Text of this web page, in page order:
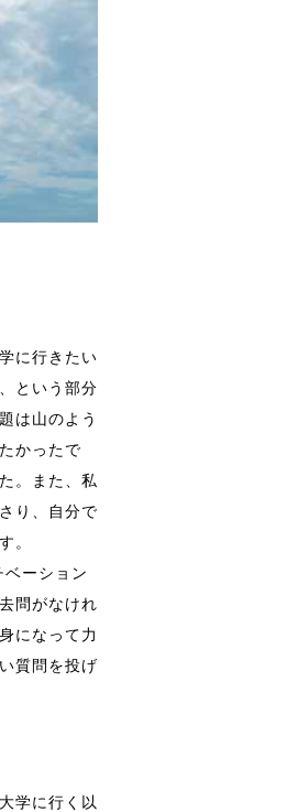
に行きたい
という部分
は山のよう
かったで
。また、私
り、自分で
。
ーション
問がなけれ
になって力
質問を投げ
学に行く以